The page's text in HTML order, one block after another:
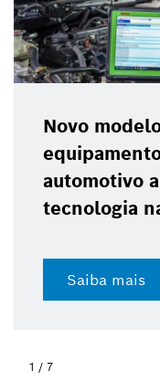
Novo
automotivo
tecnologia
Saiba mais
1 / 7